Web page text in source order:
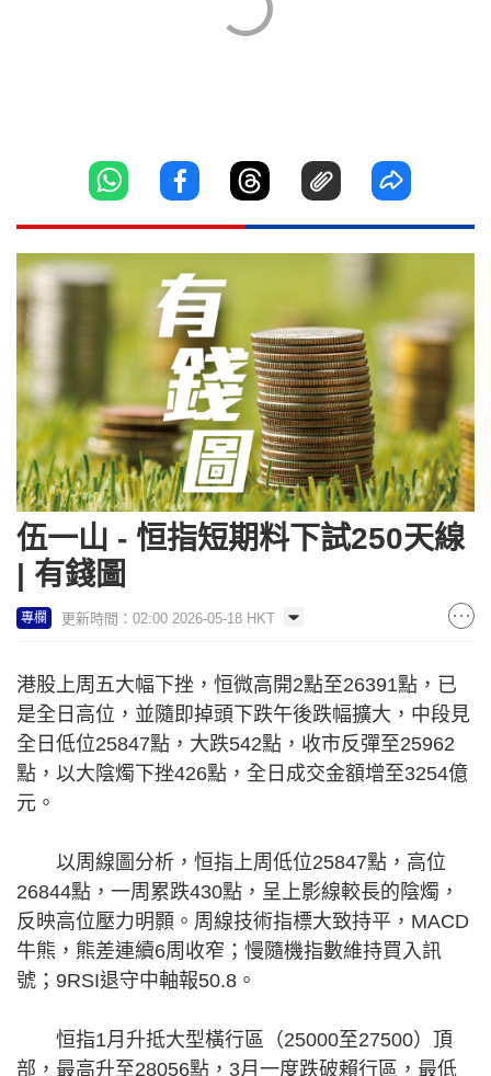
伍一山 - 恒指短期料下試250天線
| 有錢圖
專欄 更新時間：02:00 2026-05-18 HKT
港股上周五大幅下挫，恒微高開2點至26391點，已
是全日高位，並隨即掉頭下跌午後跌幅擴大，中段見
全日低位25847點，大跌542點，收市反彈至25962
點，以大陰燭下挫426點，全日成交金額增至3254億
元。
以周線圖分析，恒指上周低位25847點，高位
26844點，一周累跌430點，呈上影線較長的陰燭，
反映高位壓力明顥。周線技術指標大致持平，MACD
牛熊，熊差連續6周收窄；慢隨機指數維持買入訊
號；9RSI退守中軸報50.8。
恒指1月升抵大型橫行區（25000至27500）頂
部，最高升至28056點，3月一度跌破賴行區，最低